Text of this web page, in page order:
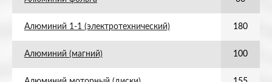
Алюминий 1-1 (электротехнический) 180
Алюминий (магний) 100